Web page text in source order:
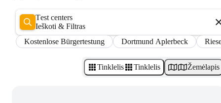
Test centers
Ieškoti & Filtras
Kostenlose Bürgertestung
Dortmund Aplerbeck
Tinklelis Tinklelis Žemėlapis